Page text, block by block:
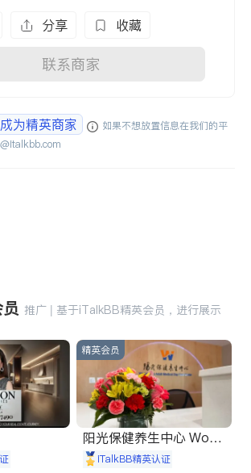
分享 收藏
联系商家
成为精英商家
如果不想放置信息在我们的平
推广 | 基于iTalkBB精英会员，进行展示
精英会员
阳光保健养生中心 World
shine
iTalkBB精英认证